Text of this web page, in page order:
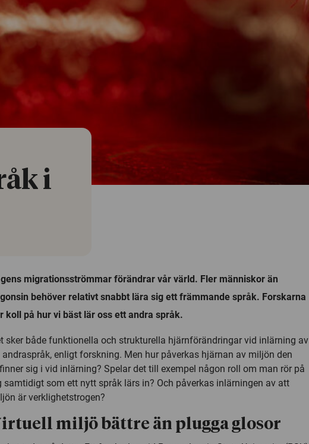
i
migrationsströmmar förändrar vår värld. Fler människor än
behöver relativt snabbt lära sig ett främmande språk. Forskarna
koll på hur vi bäst lär oss ett andra språk.
sker både funktionella och strukturella hjärnförändringar vid inlärning av
andraspråk, enligt forskning. Men hur påverkas hjärnan av miljön den
sig i vid inlärning? Spelar det till exempel någon roll om man rör på
samtidigt som ett nytt språk lärs in? Och påverkas inlärningen av att
är verklighetstrogen?
miljö bättre än plugga glosor